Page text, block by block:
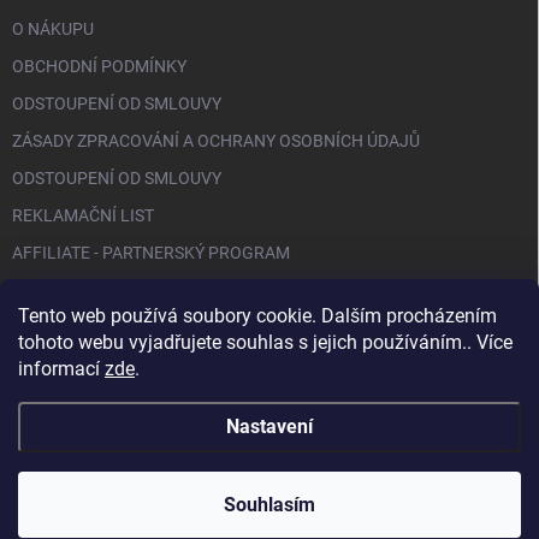
Tento web používá soubory cookie. Dalším procházením
tohoto webu vyjadřujete souhlas s jejich používáním.. Více
informací zde.
Nastavení
Souhlasím
O NÁKUPU
OBCHODNÍ PODMÍNKY
ODSTOUPENÍ OD SMLOUVY
ZÁSADY ZPRACOVÁNÍ A OCHRANY OSOBNÍCH ÚDAJŮ
ODSTOUPENÍ OD SMLOUVY
REKLAMAČNÍ LIST
AFFILIATE - PARTNERSKÝ PROGRAM
FACEBOOK
BIO NAILS . Všechna práva vyhrazena.